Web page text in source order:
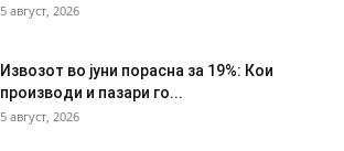
5 август, 2026
Извозот во јуни порасна за 19%: Кои
производи и пазари го...
5 август, 2026